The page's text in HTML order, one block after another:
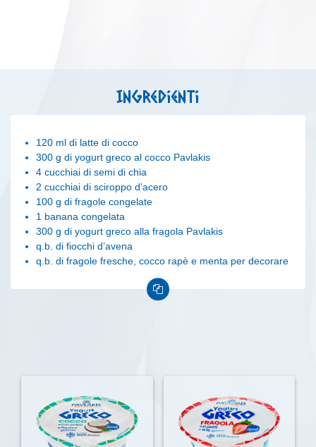
Ingredienti
120 ml di latte di cocco
300 g di yogurt greco al cocco Pavlakis
4 cucchiai di semi di chia
2 cucchiai di sciroppo d’acero
100 g di fragole congelate
1 banana congelata
300 g di yogurt greco alla fragola Pavlakis
q.b. di fiocchi d’avena
q.b. di fragole fresche, cocco rapè e menta per decorare